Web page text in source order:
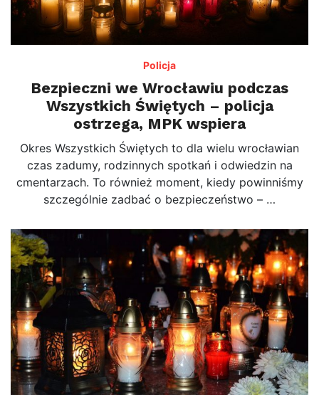
Policja
Bezpieczni we Wrocławiu podczas
Wszystkich Świętych – policja
ostrzega, MPK wspiera
Okres Wszystkich Świętych to dla wielu wrocławian
czas zadumy, rodzinnych spotkań i odwiedzin na
cmentarzach. To również moment, kiedy powinniśmy
szczególnie zadbać o bezpieczeństwo – …